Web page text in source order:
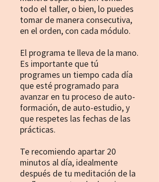
todo el taller, o bien, lo puedes
tomar de manera consecutiva,
en el orden, con cada módulo.
El programa te lleva de la mano.
Es importante que tú
programes un tiempo cada día
que esté programado para
avanzar en tu proceso de auto-
formación, de auto-estudio, y
que respetes las fechas de las
prácticas.
Te recomiendo apartar 20
minutos al día, idealmente
después de tu meditación de la